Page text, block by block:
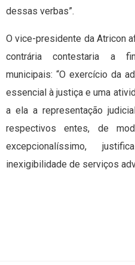
dessas verbas”.
O vice-presidente da Atricon
contrária contestaria a
municipais: “O exercício da
essencial à justiça e uma
a ela a representação
respectivos entes, de
excepcionalíssimo,
inexigibilidade de serviços